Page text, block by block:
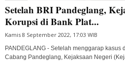
Setelah BRI Pandeglang,
Korupsi di Bank Plat...
Kamis 8 September 2022, 17:03 WIB
PANDEGLANG - Setelah menggarap kasus
Cabang Pandeglang, Kejaksaan Negeri